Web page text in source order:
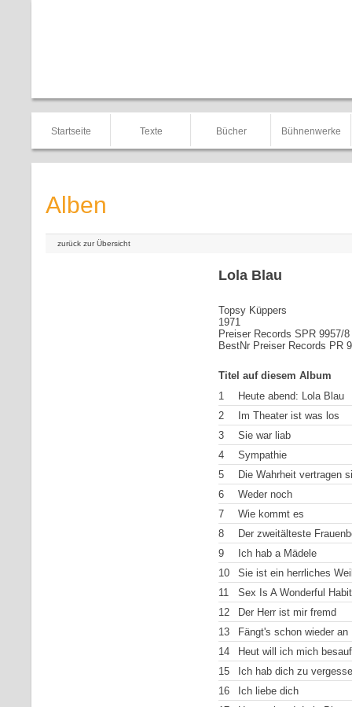
Startseite Texte Bücher Bühnenwerke
Alben
zurück zur Übersicht
Lola Blau
Topsy Küppers
1971
Preiser Records SPR 9957/8
BestNr Preiser Records PR
Titel auf diesem Album
1
Heute abend: Lola Blau
2
Im Theater ist was los
3
Sie war liab
4
Sympathie
5
Die Wahrheit vertragen
6
Weder noch
7
Wie kommt es
8
Der zweitälteste
9
Ich hab a Mädele
10
Sie ist ein herrliches
11
Sex Is A Wonderful Habit
12
Der Herr ist mir fremd
13
Fängt's schon wieder an
14
Heut will ich mich
15
Ich hab dich zu
16
Ich liebe dich